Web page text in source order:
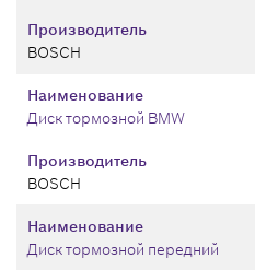
Производитель
BOSCH
Производитель
BOSCH
Наименование
Диск тормозной BMW
Наименование
Диск тормозной передний